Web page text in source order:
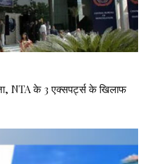
NTA के 3 एक्सपर्ट्स के खिलाफ